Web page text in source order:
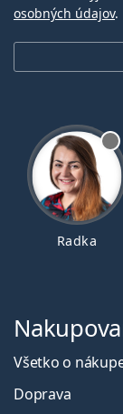
osobných údajov.
Radka
Všetko o
Doprava